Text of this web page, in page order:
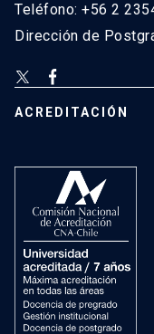
Teléfono: +56 2
Dirección de
ACREDITACIÓN